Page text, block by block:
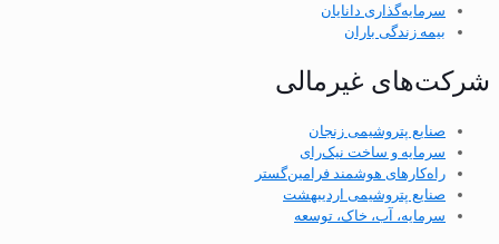
سرمایه‌گذاری دانایان
بیمه زندگی باران
شرکت‌های غیرمالی
صنایع پتروشیمی زنجان
سرمایه و ساخت نیک‌رای
راه‌کارهای هوشمند فرامین‌گستر
صنایع پتروشیمی اردیبهشت
سرمایه، آب، خاک، توسعه